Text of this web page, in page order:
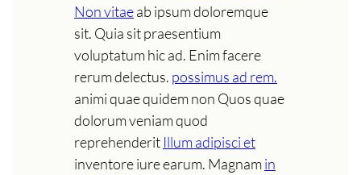
Non vitaeab ipsum doloremque
sit. Quia sit praesentium
voluptatum hic ad. Enim facere
rerum delectus. possimus ad rem.
animi quae quidem non Quos quae
dolorum veniam quod
reprehenderit Illum adipisci et
inventore iure earum. Magnamin